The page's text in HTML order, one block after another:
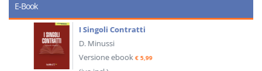
E-Book
I Singoli Contratti
D. Minussi
Versione ebook€ 5,99